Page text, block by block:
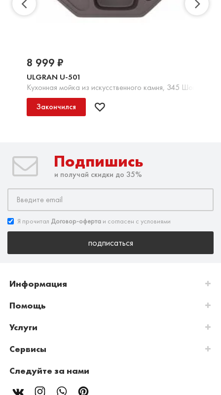
ULGRAN U-501
Кухонная мойка из искусственного камня, 345 Шоколад
8 999 ₽
Закончился
Подпишись
и получай скидки до 35%
Я прочитал Договор-оферта и согласен с условиями
подписаться
Информация
Помощь
Услуги
Сервисы
Следуйте за нами